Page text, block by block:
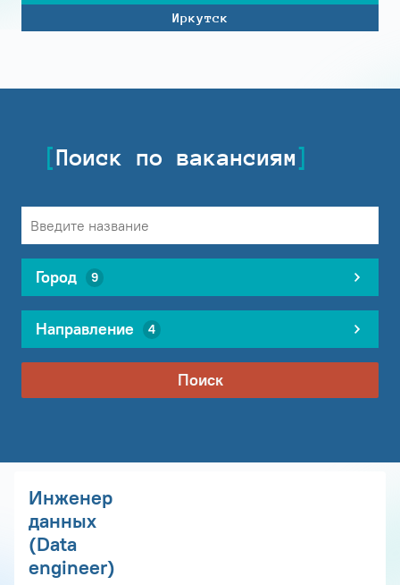
Иркутск
Поиск по вакансиям
Город 9
Направление 4
Поиск
Инженер
данных
(Data
engineer)